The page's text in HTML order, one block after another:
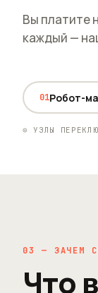
Вы платите
каждый —
РТК ·
вытяжка
01Робот-
⊙ УЗЛЫ
03 — ЗАЧЕМ
Что